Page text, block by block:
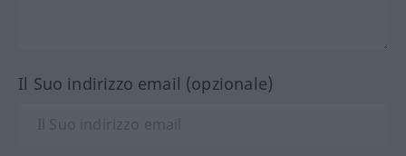
Il Suo indirizzo email (opzionale)